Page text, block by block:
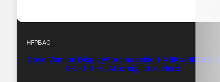
HFPBAC
Cavo Vention DisplayPort maschio 1.4 8K a HDMI 2.1
8K – 1,8 m – Attorcigliato – Nero